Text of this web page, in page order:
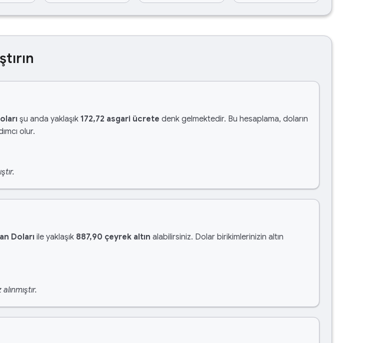
şu anda yaklaşık 172,72 asgari ücrete denk gelmektedir. Bu hesaplama, doların
olur.
Doları ile yaklaşık 887,90 çeyrek altın alabilirsiniz. Dolar birikimlerinizin altın